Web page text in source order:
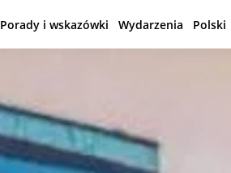
Porady i wskazówki Wydarzenia Polski